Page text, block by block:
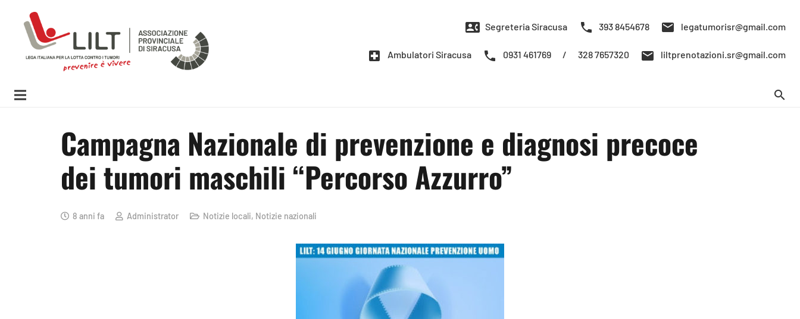
contact_phone Segreteria Siracusa phone 393 8454678 mail legatumorisr@gmail.com
local_hospital Ambulatori Siracusa phone 0931 461769 / 328 7657320 mail liltprenotazioni.sr@gmail.com
search
Campagna Nazionale di prevenzione e diagnosi precoce
dei tumori maschili “Percorso Azzurro”
8 anni fa Administrator Notizie locali, Notizie nazionali